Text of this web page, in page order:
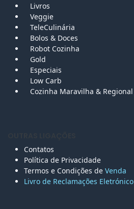
Livros
Veggie
TeleCulinária
Bolos & Doces
Robot Cozinha
Gold
Especiais
Low Carb
Cozinha Maravilha & Regional
Contatos
Política de Privacidade
Termos e Condições de Venda
Livro de Reclamações Eletrónico